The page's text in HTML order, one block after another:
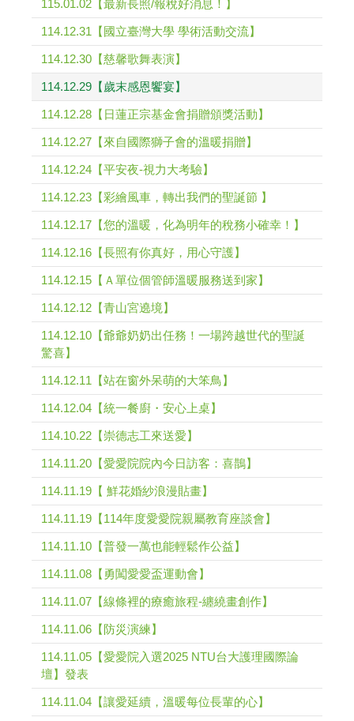
115.01.02【最新長照/報稅好消息！】
114.12.31【國立臺灣大學 學術活動交流】
114.12.30【慈馨歌舞表演】
114.12.29【歲末感恩饗宴】
114.12.28【日蓮正宗基金會捐贈頒獎活動】
114.12.27【來自國際獅子會的溫暖捐贈】
114.12.24【平安夜-視力大考驗】
114.12.23【彩繪風車，轉出我們的聖誕節 】
114.12.17【您的溫暖，化為明年的稅務小確幸！】
114.12.16【長照有你真好，用心守護】
114.12.15【Ａ單位個管師溫暖服務送到家】
114.12.12【青山宮遶境】
114.12.10【爺爺奶奶出任務！一場跨越世代的聖誕
驚喜】
114.12.11【站在窗外呆萌的大笨鳥】
114.12.04【統一餐廚・安心上桌】
114.10.22【崇德志工來送愛】
114.11.20【愛愛院院內今日訪客：喜鵲】
114.11.19【 鮮花婚紗浪漫貼畫】
114.11.19【114年度愛愛院親屬教育座談會】
114.11.10【普發一萬也能輕鬆作公益】
114.11.08【勇闖愛愛盃運動會】
114.11.07【線條裡的療癒旅程-纏繞畫創作】
114.11.06【防災演練】
114.11.05【愛愛院入選2025 NTU台大護理國際論
壇】發表
114.11.04【讓愛延續，溫暖每位長輩的心】